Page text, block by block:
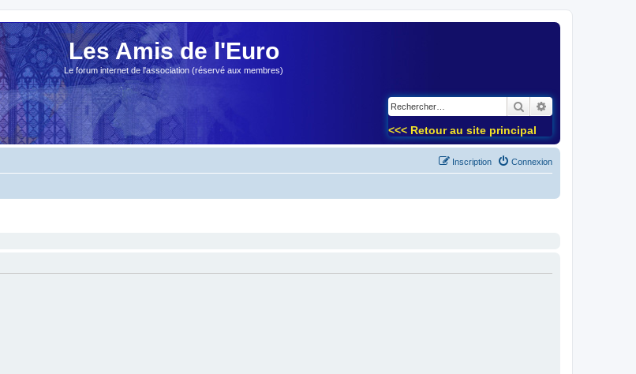
Les Amis de l'Euro
Le forum internet de l'association (réservé aux membres)
Rechercher
<<< Retour au site principal
Connexion
Inscription